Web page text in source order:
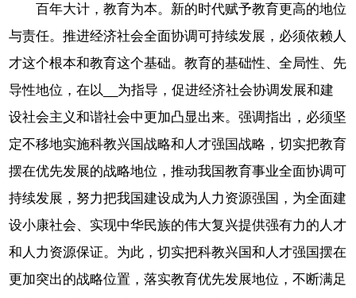
百年大计，教育为本。新的时代赋予教育更高的地位
与责任。推进经济社会全面协调可持续发展，必须依赖人
才这个根本和教育这个基础。教育的基础性、全局性、先
导性地位，在以__为指导，促进经济社会协调发展和建
设社会主义和谐社会中更加凸显出来。强调指出，必须坚
定不移地实施科教兴国战略和人才强国战略，切实把教育
摆在优先发展的战略地位，推动我国教育事业全面协调可
持续发展，努力把我国建设成为人力资源强国，为全面建
设小康社会、实现中华民族的伟大复兴提供强有力的人才
和人力资源保证。为此，切实把科教兴国和人才强国摆在
更加突出的战略位置，落实教育优先发展地位，不断满足